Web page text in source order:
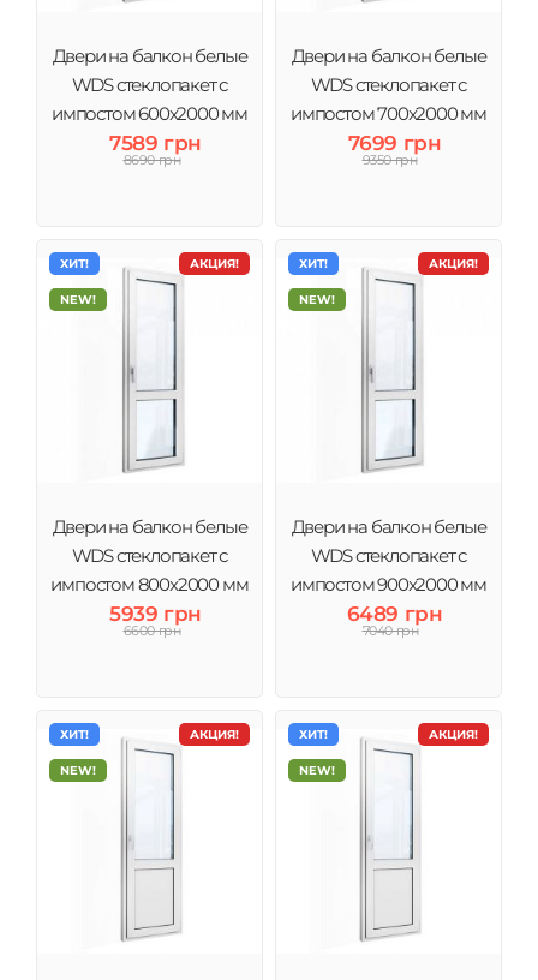
Двери на балкон белые
WDS стеклопакет с
импостом 600x2000 мм
7589 грн
8690 грн
Двери на балкон белые
WDS стеклопакет с
импостом 700x2000 мм
7699 грн
9350 грн
АКЦИЯ!
ХИТ!
NEW!
Двери на балкон белые
WDS стеклопакет с
импостом 800x2000 мм
5939 грн
6600 грн
АКЦИЯ!
ХИТ!
NEW!
Двери на балкон белые
WDS стеклопакет с
импостом 900x2000 мм
6489 грн
7040 грн
АКЦИЯ!
ХИТ!
NEW!
АКЦИЯ!
ХИТ!
NEW!